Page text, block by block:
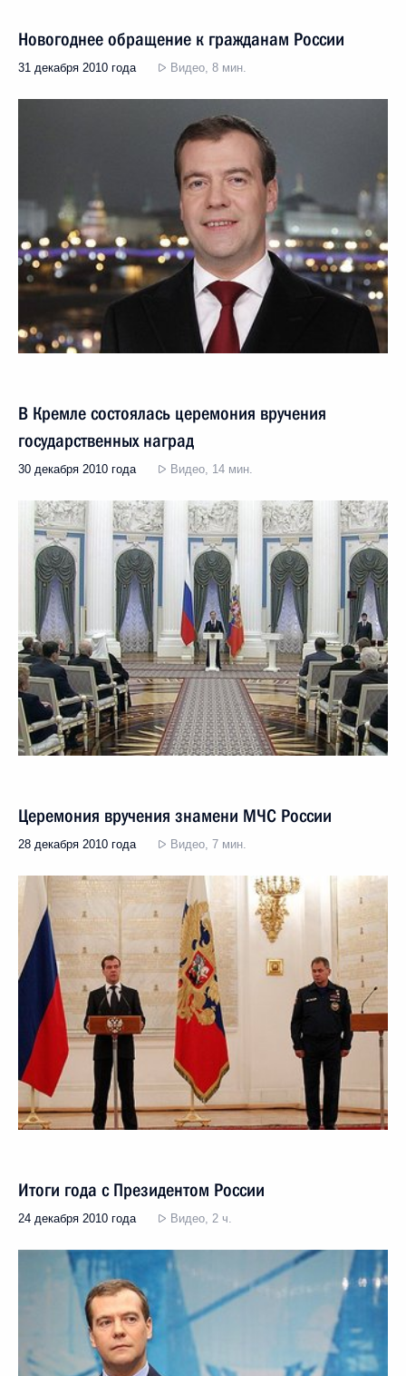
Новогоднее обращение к гражданам России
31 декабря 2010 года Видео, 8 мин.
В Кремле состоялась церемония вручения
государственных наград
30 декабря 2010 года Видео, 14 мин.
Церемония вручения знамени МЧС России
28 декабря 2010 года Видео, 7 мин.
Итоги года с Президентом России
24 декабря 2010 года Видео, 2 ч.